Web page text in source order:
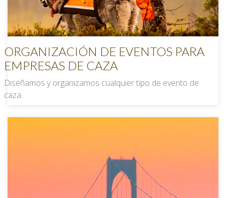
ORGANIZACIÓN DE EVENTOS PARA
EMPRESAS DE CAZA
Diseñamos y organizamos cualquier tipo de evento de
caza.